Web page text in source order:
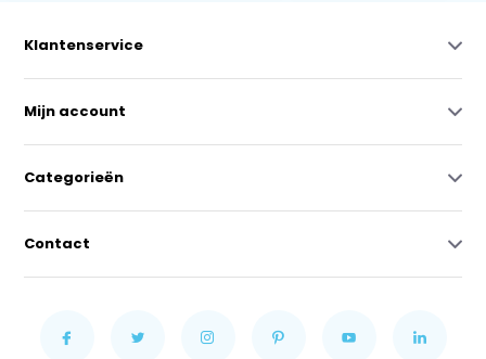
Klantenservice
Mijn account
Categorieën
Contact